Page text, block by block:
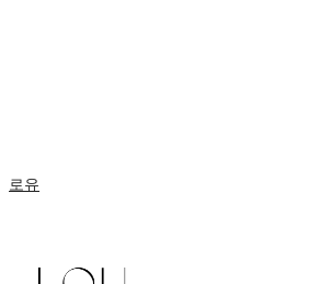
로유